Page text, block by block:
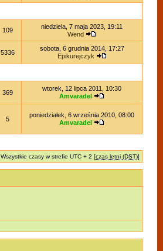
109
niedziela, 7 maja 2023, 19:11
Wend
5336
sobota, 6 grudnia 2014, 17:27
Epikurejczyk
369
wtorek, 12 lipca 2011, 10:30
Amvaradel
5
poniedziałek, 6 września 2010, 08:00
Amvaradel
Wszystkie czasy w strefie UTC + 2 [czas letni (DST)]